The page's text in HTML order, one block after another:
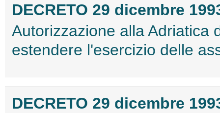
DECRETO 29 dicembre
Autorizzazione alla Adriatica
estendere l'esercizio delle
DECRETO 29 dicembre